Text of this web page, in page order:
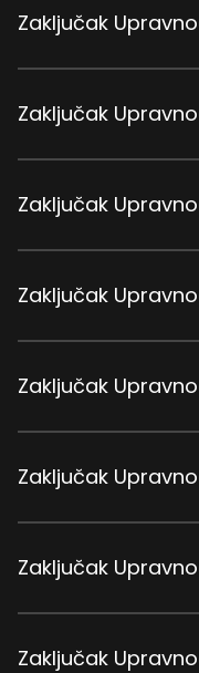
Zaključak
Zaključak
Zaključak
Zaključak
Zaključak
Zaključak
Zaključak
Zaključak